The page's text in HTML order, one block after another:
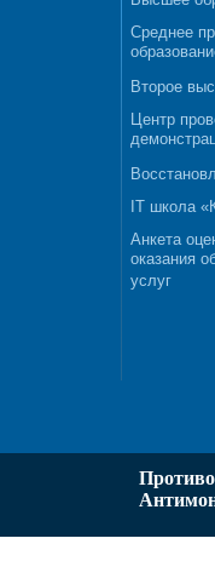
Среднее
Второе
Центр
IT школа
Анкета
оказания
услуг